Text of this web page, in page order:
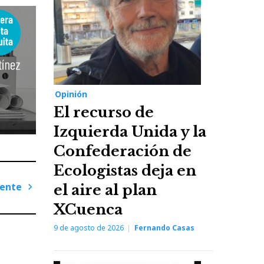
Opinión
El recurso de
Izquierda Unida y la
Confederación de
Ecologistas deja en
el aire al plan
XCuenca
9 de agosto de 2026 Fernando Casas